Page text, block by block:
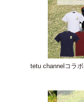
tetu channelコラ